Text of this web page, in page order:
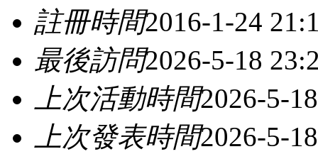
註冊時間2016-1-24
最後訪問2026-5-18
上次活動時間2026-5-
上次發表時間2026-5-